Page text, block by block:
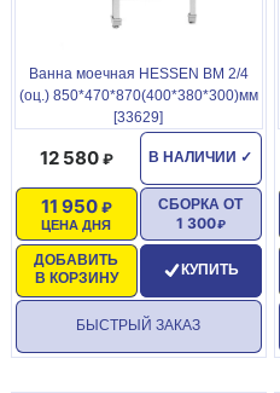
Ванна моечная HESSEN ВМ 2/4
(оц.) 850*470*870(400*380*300)мм
[33629]
В НАЛИЧИИ ✓
12 580
ЦЕНА ДНЯ
11 950
ДОБАВИТЬ
В КОРЗИНУ
СБОРКА ОТ
1 300
КУПИТЬ
БЫСТРЫЙ ЗАКАЗ